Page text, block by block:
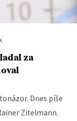
za
Dnes píše
Zitelmann.